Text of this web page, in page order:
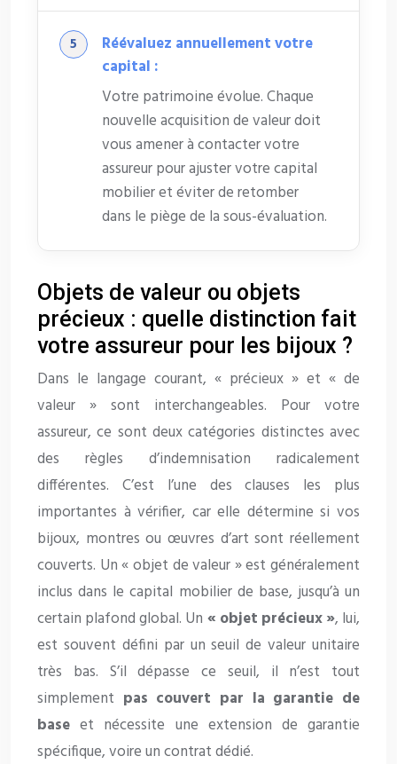
Réévaluez annuellement votre
capital :
Votre patrimoine évolue. Chaque
nouvelle acquisition de valeur doit
vous amener à contacter votre
assureur pour ajuster votre capital
mobilier et éviter de retomber
dans le piège de la sous-évaluation.
Objets de valeur ou objets
précieux : quelle distinction fait
votre assureur pour les bijoux ?
Dans le langage courant, « précieux » et « de
valeur » sont interchangeables. Pour votre
assureur, ce sont deux catégories distinctes avec
des règles d’indemnisation radicalement
différentes. C’est l’une des clauses les plus
importantes à vérifier, car elle détermine si vos
bijoux, montres ou œuvres d’art sont réellement
couverts. Un « objet de valeur » est généralement
inclus dans le capital mobilier de base, jusqu’à un
certain plafond global. Un « objet précieux », lui,
est souvent défini par un seuil de valeur unitaire
très bas. S’il dépasse ce seuil, il n’est tout
simplement pas couvert par la garantie de
base et nécessite une extension de garantie
spécifique, voire un contrat dédié.